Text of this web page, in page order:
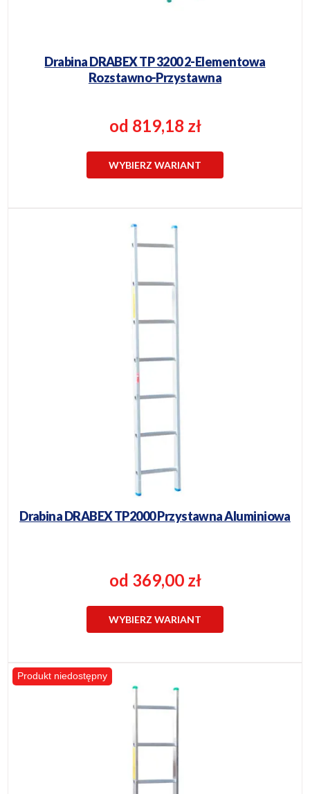
Drabina DRABEX TP 3200 2-Elementowa
Rozstawno-Przystawna
od 819,18 zł
WYBIERZ WARIANT
Drabina DRABEX TP2000 Przystawna Aluminiowa
od 369,00 zł
WYBIERZ WARIANT
Produkt niedostępny